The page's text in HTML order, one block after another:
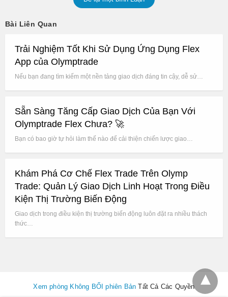
Bài Liên Quan
Trải Nghiệm Tốt Khi Sử Dụng Ứng Dụng Flex
App của Olymptrade
Nếu bạn đang tìm kiếm một nền tảng giao dịch đáng tin cậy, dễ sử…
Sẵn Sàng Tăng Cấp Giao Dịch Của Bạn Với
Olymptrade Flex Chưa? 🚀
Bạn có bao giờ tự hỏi làm thế nào để cải thiện chiến lược giao…
Khám Phá Cơ Chế Flex Trade Trên Olymp
Trade: Quản Lý Giao Dịch Linh Hoạt Trong Điều
Kiện Thị Trường Biến Động
Giao dịch trong điều kiện thị trường biến động luôn đặt ra nhiều thách
thức…
Xem phòng Không BỐI phiên Bản Tất Cả Các Quyền